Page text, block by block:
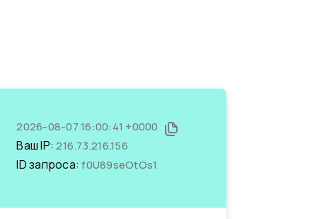
2026-08-07 16:00:41 +0000
Ваш IP:216.73.216.156
ID запроса:f0U89seOtOs1